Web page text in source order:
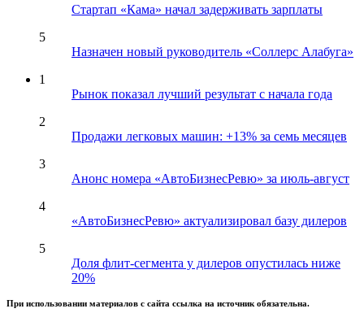
Стартап «Кама» начал задерживать зарплаты
5
Назначен новый руководитель «Соллерс Алабуга»
1
Рынок показал лучший результат с начала года
2
Продажи легковых машин: +13% за семь месяцев
3
Анонс номера «АвтоБизнесРевю» за июль-август
4
«АвтоБизнесРевю» актуализировал базу дилеров
5
Доля флит-сегмента у дилеров опустилась ниже
20%
При использовании материалов с сайта ссылка на источник обязательна.